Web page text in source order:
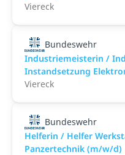
Viereck
Bundeswehr
Industriemeisterin /
Instandsetzung
Viereck
Bundeswehr
Helferin / Helfer
Panzertechnik (m/w/d)